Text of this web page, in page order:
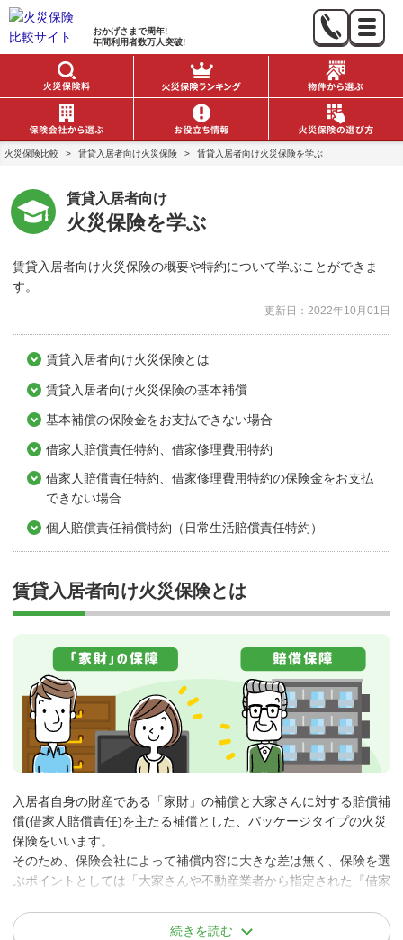
おかげさまで周年!
年間利用者数万人突破!
火災保険比較 > 賃貸入居者向け火災保険 > 賃貸入居者向け火災保険を学ぶ
賃貸入居者向け
火災保険を学ぶ
賃貸入居者向け火災保険の概要や特約について学ぶことができま
す。
更新日： 2022年10月01日
賃貸入居者向け火災保険とは
賃貸入居者向け火災保険の基本補償
基本補償の保険金をお支払できない場合
借家人賠償責任特約、借家修理費用特約
借家人賠償責任特約、借家修理費用特約の保険金をお支払
できない場合
個人賠償責任補償特約（日常生活賠償責任特約）
賃貸入居者向け火災保険とは
入居者自身の財産である「家財」の補償と大家さんに対する賠償補
償(借家人賠償責任)を主たる補償とした、パッケージタイプの火災
保険をいいます。
そのため、保険会社によって補償内容に大きな差は無く、保険を選
ぶポイントとしては「大家さんや不動産業者から指定された『借家
料/掛金」となります。
続きを読む